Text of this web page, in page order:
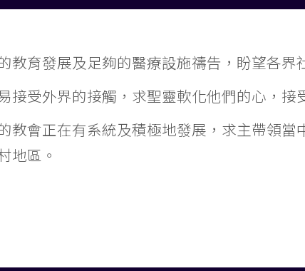
教育發展及足夠的醫療設施禱告，盼望各界
接受外界的接觸，求聖靈軟化他們的心，接
教會正在有系統及積極地發展，求主帶領
地區。